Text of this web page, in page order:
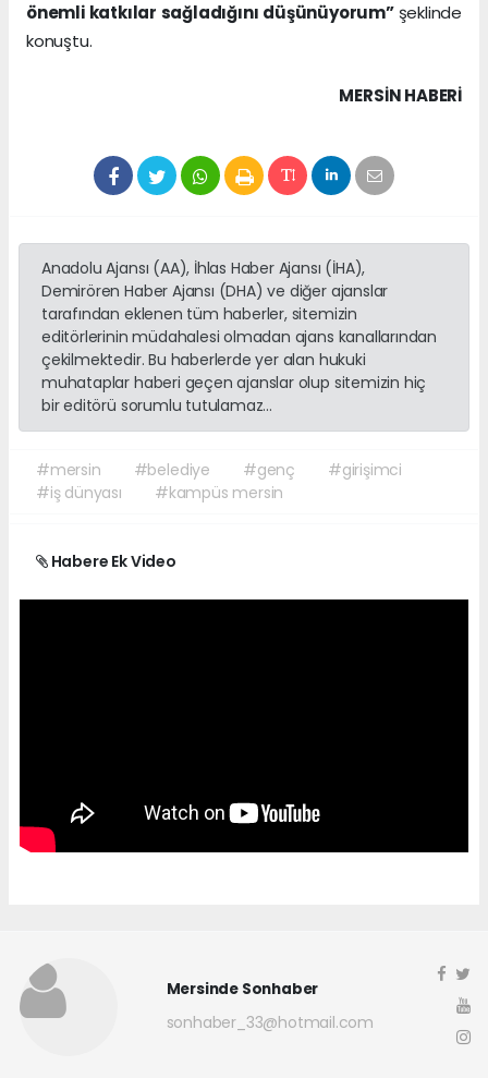
önemli katkılar sağladığını düşünüyorum” şeklinde
konuştu.
MERSIN HABERİ
Anadolu Ajansı (AA), İhlas Haber Ajansı (İHA),
Demirören Haber Ajansı (DHA) ve diğer ajanslar
tarafından eklenen tüm haberler, sitemizin
editörlerinin müdahalesi olmadan ajans kanallarından
çekilmektedir. Bu haberlerde yer alan hukuki
muhataplar haberi geçen ajanslar olup sitemizin hiç
bir editörü sorumlu tutulamaz...
#mersin #belediye #genç
#girişimci
#iş dünyası
#kampüs mersin
Habere Ek Video
Mersinde Sonhaber
sonhaber_33@hotmail.com